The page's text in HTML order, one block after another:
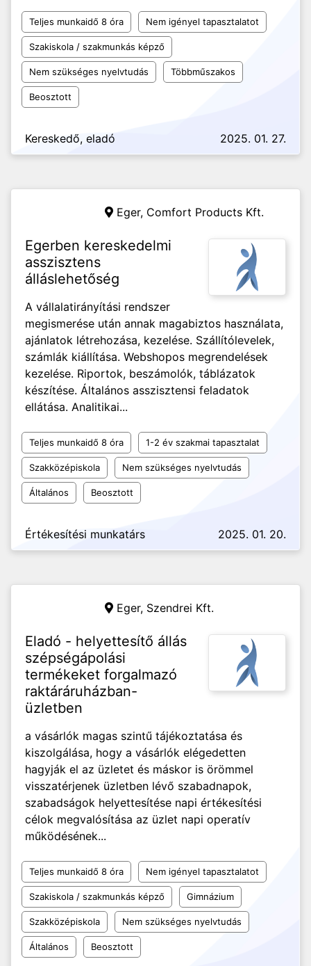
Teljes munkaidő 8 óra Nem igényel tapasztalatot
Szakiskola / szakmunkás képző
Nem szükséges nyelvtudás Többműszakos
Beosztott
Kereskedő, eladó 2025. 01. 27.
Eger, Comfort Products Kft.
Egerben kereskedelmi
asszisztens
álláslehetőség
A vállalatirányítási rendszer
megismerése után annak magabiztos használata,
ajánlatok létrehozása, kezelése. Szállítólevelek,
számlák kiállítása. Webshopos megrendelések
kezelése. Riportok, beszámolók, táblázatok
készítése. Általános asszisztensi feladatok
ellátása. Analitikai...
Teljes munkaidő 8 óra 1-2 év szakmai tapasztalat
Szakközépiskola Nem szükséges nyelvtudás
Általános Beosztott
Értékesítési munkatárs 2025. 01. 20.
Eger, Szendrei Kft.
Eladó - helyettesítő állás
szépségápolási
termékeket forgalmazó
raktáráruházban-
üzletben
a vásárlók magas szintű tájékoztatása és
kiszolgálása, hogy a vásárlók elégedetten
hagyják el az üzletet és máskor is örömmel
visszatérjenek üzletben lévő szabadnapok,
szabadságok helyettesítése napi értékesítési
célok megvalósítása az üzlet napi operatív
működésének...
Teljes munkaidő 8 óra Nem igényel tapasztalatot
Szakiskola / szakmunkás képző Gimnázium
Szakközépiskola Nem szükséges nyelvtudás
Általános Beosztott